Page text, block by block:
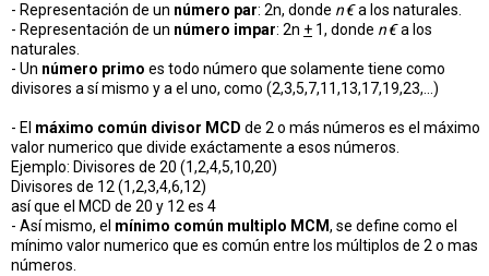
- Representación de un número par: 2n, donde n€a los naturales.
- Representación de un número impar: 2n + 1, donde n€a los
naturales.
- Un número primo es todo número que solamente tiene como
divisores a sí mismo y a el uno, como (2,3,5,7,11,13,17,19,23,...)
- El máximo común divisor MCD de 2 o más números es el máximo
valor numerico que divide exáctamente a esos números.
Ejemplo: Divisores de 20 (1,2,4,5,10,20)
Divisores de 12 (1,2,3,4,6,12)
así que el MCD de 20 y 12 es 4
- Así mismo, el mínimo común multiplo MCM, se define como el
mínimo valor numerico que es común entre los múltiplos de 2 o mas
números.